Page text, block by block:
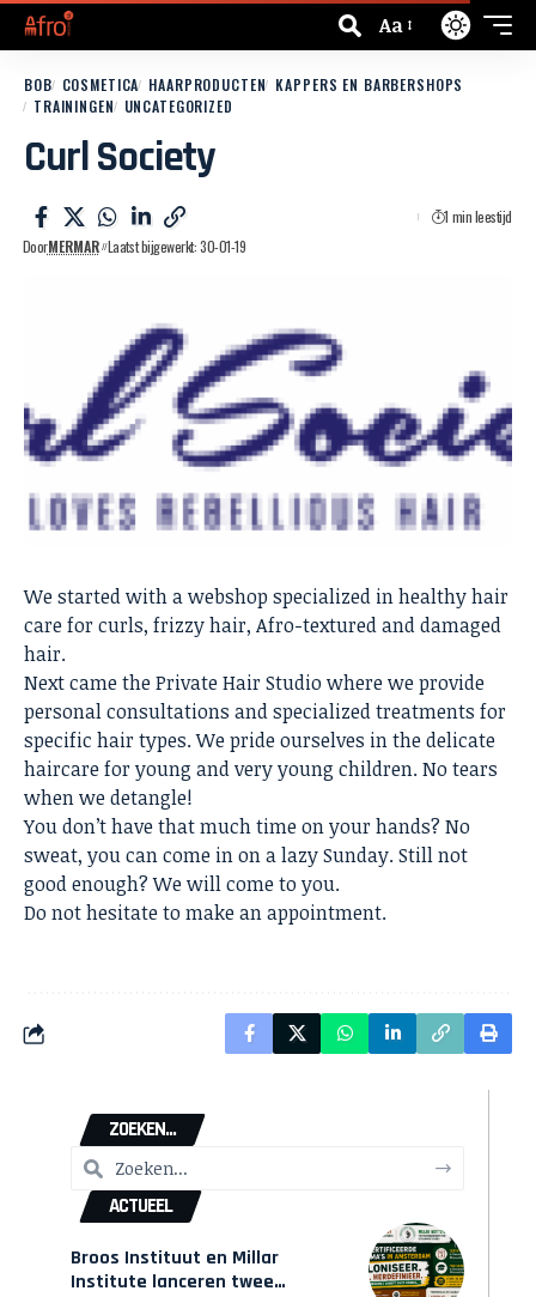
Aa
BOB COSMETICA HAARPRODUCTEN KAPPERS EN BARBERSHOPS
TRAININGEN UNCATEGORIZED
Curl Society
DoorMERMAR Laatst bijgewerkt: 30-01-19
1 min leestijd
We started with a webshop specialized in healthy hair
care for curls, frizzy hair, Afro-textured and damaged
hair.
Next came the Private Hair Studio where we provide
personal consultations and specialized treatments for
specific hair types. We pride ourselves in the delicate
haircare for young and very young children. No tears
when we detangle!
You don’t have that much time on your hands? No
sweat, you can come in on a lazy Sunday. Still not
good enough? We will come to you.
Do not hesitate to make an appointment.
ZOEKEN...
ACTUEEL
Broos Instituut en Millar
Institute lanceren twee